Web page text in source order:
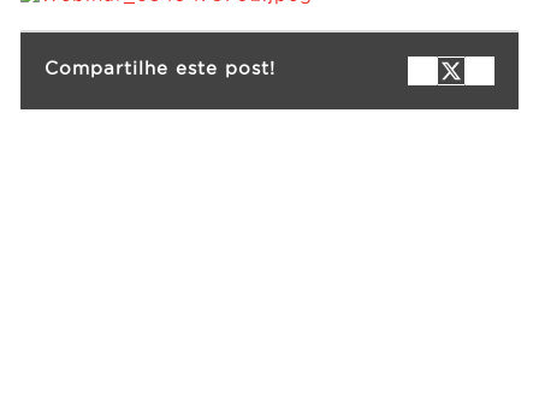
Compartilhe este post!
Serviços
Clientes